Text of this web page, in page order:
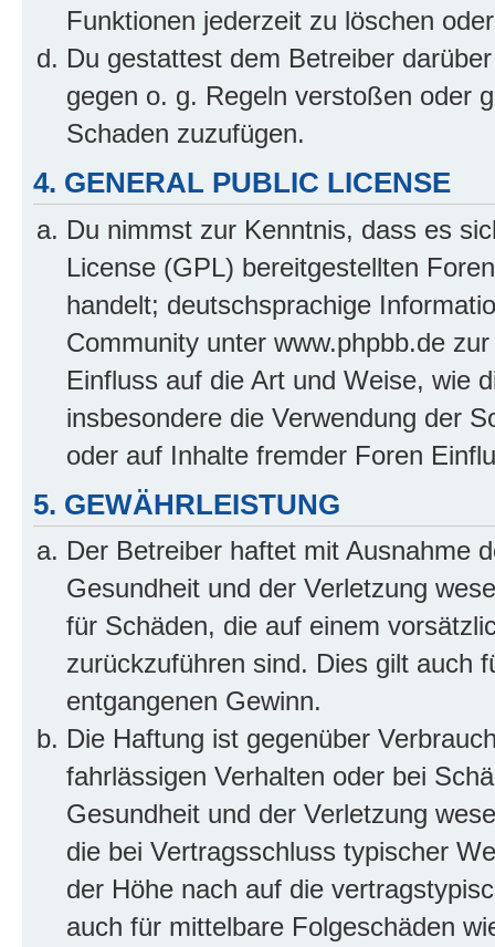
Funktionen jederzeit zu löschen
Du gestattest dem Betreiber
gegen o. g. Regeln verstoßen oder
Schaden zuzufügen.
4. GENERAL PUBLIC LICENSE
Du nimmst zur Kenntnis, dass es
License (GPL) bereitgestellten
handelt; deutschsprachige
Community unter www.phpbb.de
Einfluss auf die Art und Weise, wie
insbesondere die Verwendung der
oder auf Inhalte fremder Foren
5. GEWÄHRLEISTUNG
Der Betreiber haftet mit Ausnahme
Gesundheit und der Verletzung
für Schäden, die auf einem
zurückzuführen sind. Dies gilt auch
entgangenen Gewinn.
Die Haftung ist gegenüber
fahrlässigen Verhalten oder bei
Gesundheit und der Verletzung
die bei Vertragsschluss typischer
der Höhe nach auf die
auch für mittelbare Folgeschäden